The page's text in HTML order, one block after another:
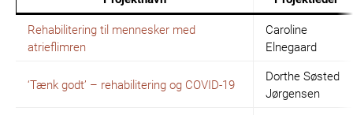
Rehabilitering til mennesker med
atrieflimren
Caroline
Elnegaard
‘Tænk godt’ – rehabilitering og COVID-19
Dorthe Søsted
Jørgensen